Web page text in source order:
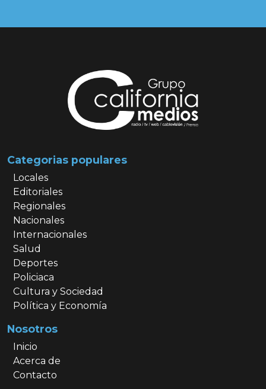
Categorias populares
Locales
Editoriales
Regionales
Nacionales
Internacionales
Salud
Deportes
Policiaca
Cultura y Sociedad
Política y Economía
Nosotros
Inicio
Acerca de
Contacto